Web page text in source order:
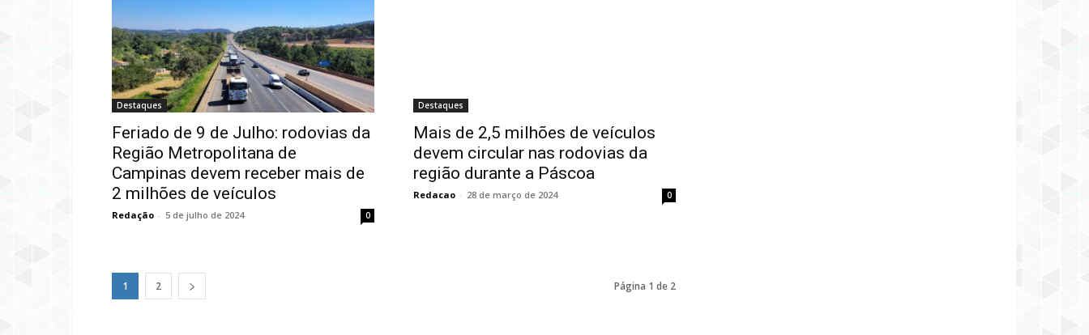
Destaques
Feriado de 9 de Julho: rodovias da
Região Metropolitana de
Campinas devem receber mais de
2 milhões de veículos
Redação - 5 de julho de 2024 0
Destaques
Mais de 2,5 milhões de veículos
devem circular nas rodovias da
região durante a Páscoa
Redacao - 28 de março de 2024 0
1 2 Página 1 de 2